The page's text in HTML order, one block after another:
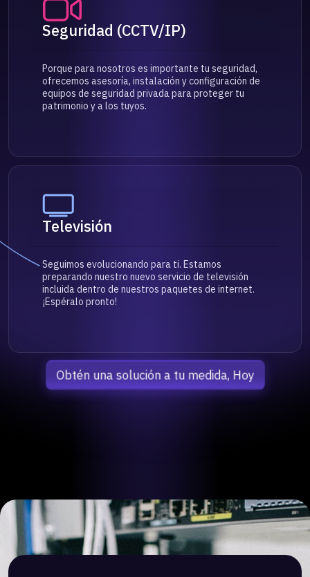
Seguridad (CCTV/IP)
Porque para nosotros es importante tu seguridad,
ofrecemos asesoría, instalación y configuración de
equipos de seguridad privada para proteger tu
patrimonio y a los tuyos.
Televisión
Seguimos evolucionando para ti. Estamos
preparando nuestro nuevo servicio de televisión
incluida dentro de nuestros paquetes de internet.
¡Espéralo pronto!
Obtén una solución a tu medida, Hoy